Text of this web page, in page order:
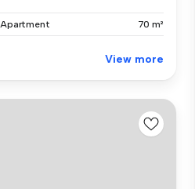
Apartment 70 m²
View more